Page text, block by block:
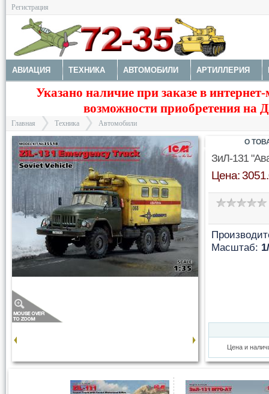
Регистрация
АВИАЦИЯ ТЕХНИКА АВТОМОБИЛИ АРТИЛЛЕРИЯ
МОТОТЕХНИКА ТЕХНИКА РАЗНАЯ ФИГУРЫ МОДЕЛИ
КРАСКИ И ИНСТРУМЕНТЫ
Указано наличие при заказе в
возможности приобретения на
Главная Техника
>
Автомобили
ЗиЛ-131
Цена:
Масштаб:
Цена и
О